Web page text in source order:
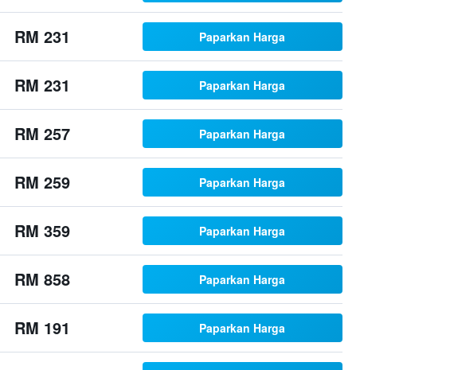
RM 231 Paparkan Harga
RM 231 Paparkan Harga
RM 257 Paparkan Harga
RM 259 Paparkan Harga
RM 359 Paparkan Harga
RM 858 Paparkan Harga
RM 191 Paparkan Harga